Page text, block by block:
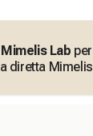
Mimelis Lab
diretta